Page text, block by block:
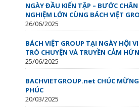
NGÀY ĐẦU KIẾN TẬP – BƯỚC
NGHIỆM LỚN CÙNG BÁCH VIỆT
26/06/2025
BÁCH VIỆT GROUP TẠI NGÀY HỘI
TRÒ CHUYỆN VÀ TRUYỀN CẢM
25/06/2025
BACHVIETGROUP.net CHÚC
PHÚC
20/03/2025